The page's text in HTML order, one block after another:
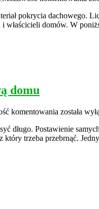
jest
pokrycia dachowego.
domów. W
domu
komentowania Papierologia
z
budową
została
długo. Postawienie
trzeba przebrnąć.